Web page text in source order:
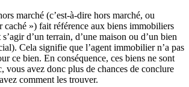
marché (c’est-à-dire hors marché, ou
caché ») fait référence aux biens immobiliers
d’un terrain, d’une maison ou d’un bien
Cela signifie que l’agent immobilier n’a pas
ce bien. En conséquence, ces biens ne sont
vous avez donc plus de chances de conclure
comment les trouver.